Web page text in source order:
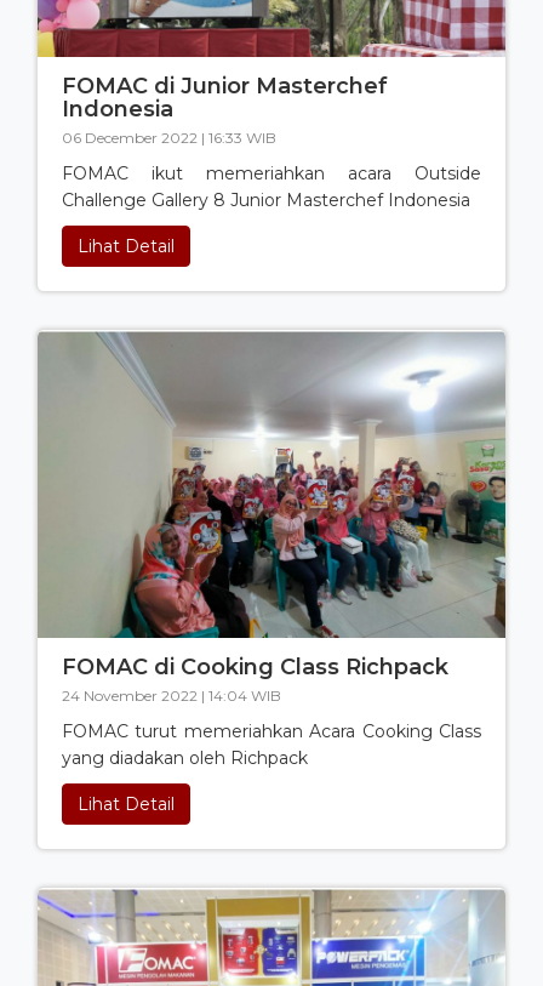
FOMAC di Junior Masterchef
Indonesia
06 December 2022 | 16:33 WIB
FOMAC ikut memeriahkan acara Outside
Challenge Gallery 8 Junior Masterchef Indonesia
Lihat Detail
FOMAC di Cooking Class Richpack
24 November 2022 | 14:04 WIB
FOMAC turut memeriahkan Acara Cooking Class
yang diadakan oleh Richpack
Lihat Detail